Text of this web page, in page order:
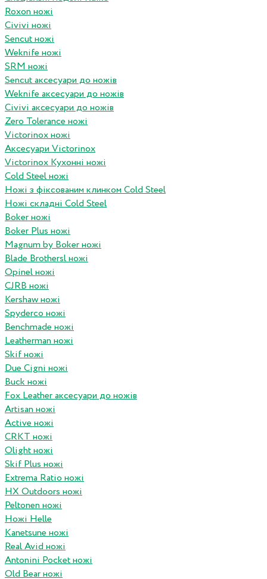
Roxon ножi
Civivi ножі
Sencut ножі
Weknife ножі
SRM ножі
Sencut аксесуари до ножів
Weknife аксесуари до ножів
Civivi аксесуари до ножів
Zero Tolerance ножі
Victorinox ножі
Аксесуари Victorinox
Victorinox Кухонні ножі
Cold Steel ножі
Ножі з фіксованим клинком Cold Steel
Ножі складні Cold Steel
Boker ножі
Boker Plus ножі
Magnum by Boker ножі
Blade Brothersl ножі
Opinel ножі
CJRB ножі
Kershaw ножі
Spyderco ножі
Benchmade ножі
Leatherman ножі
Skif ножі
Due Cigni ножі
Buck ножі
Fox Leather аксесуари до ножів
Artisan ножі
Active ножі
CRKT ножі
Olight ножі
Skif Plus ножі
Extrema Ratio ножі
HX Outdoors ножі
Peltonen ножі
Ножі Helle
Kanetsune ножі
Real Avid ножі
Antonini Pocket ножі
Old Bear ножі